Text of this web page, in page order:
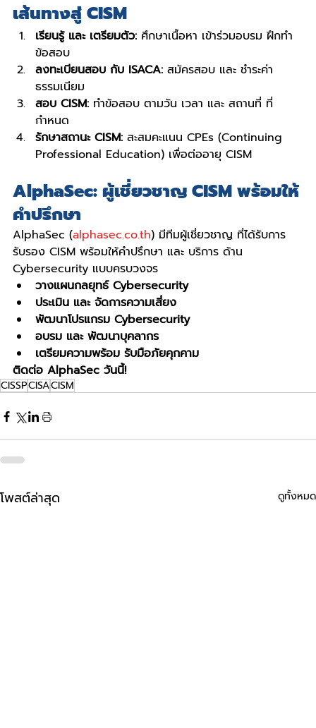
เส้นทางสู่ CISM
เรียนรู้ และ เตรียมตัว: ศึกษาเนื้อหา เข้าร่วมอบรม ฝึกทำ
ข้อสอบ
ลงทะเบียนสอบ กับ ISACA: สมัครสอบ และ ชำระค่า
ธรรมเนียม
สอบ CISM: ทำข้อสอบ ตามวัน เวลา และ สถานที่ ที่
กำหนด
รักษาสถานะ CISM: สะสมคะแนน CPEs (Continuing
Professional Education) เพื่อต่ออายุ CISM
AlphaSec: ผู้เชี่ยวชาญ CISM พร้อมให้
คำปรึกษา
AlphaSec (alphasec.co.th) มีทีมผู้เชี่ยวชาญ ที่ได้รับการ
รับรอง CISM พร้อมให้คำปรึกษา และ บริการ ด้าน
Cybersecurity แบบครบวงจร
วางแผนกลยุทธ์ Cybersecurity
ประเมิน และ จัดการความเสี่ยง
พัฒนาโปรแกรม Cybersecurity
อบรม และ พัฒนาบุคลากร
เตรียมความพร้อม รับมือภัยคุกคาม
ติดต่อ AlphaSec วันนี้!
CISSPCISACISM
โพสต์ล่าสุด ดูทั้งหมด